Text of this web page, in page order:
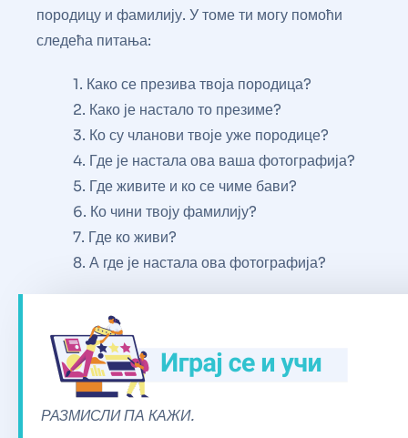
породицу и фамилију. У томе ти могу помоћи
следећа питања:
1. Како се презива твоја породица?
2. Како је настало то презиме?
3. Ко су чланови твоје уже породице?
4. Где је настала ова ваша фотографија?
5. Где живите и ко се чиме бави?
6. Ко чини твоју фамилију?
7. Где ко живи?
8. А где је настала ова фотографија?
РАЗМИСЛИ ПА КАЖИ.